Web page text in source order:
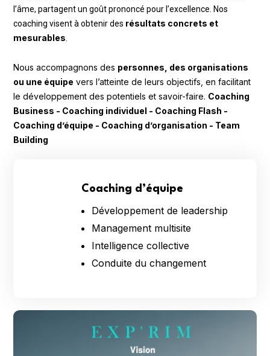
l’âme, partagent un goût prononcé pour l’excellence. Nos
coaching visent à obtenir des résultats concrets et
mesurables
Nous accompagnons des personnes, des organisations
ou une équipe vers l’atteinte de leurs objectifs, en facilitant
le développement des potentiels et savoir-faire. Coaching
Business - Coaching individuel - Coaching Flash -
Coaching d’équipe - Coaching d’organisation - Team
Building
Coaching d’équipe
Développement de leadership
Management multisite
Intelligence collective
Conduite du changement